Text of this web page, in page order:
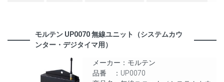
モルテン UP0070 無線ユニット（システムカウ
ンター・デジタイマ用）
メーカー：モルテン
品番 ：UP0070